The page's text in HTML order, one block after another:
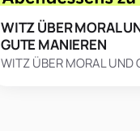
WITZ ÜBER MORAL
GUTE MANIEREN
WITZ ÜBER MORAL UND